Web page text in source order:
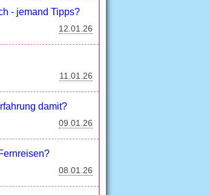
- jemand Tipps?
12.01.26
11.01.26
damit?
09.01.26
08.01.26